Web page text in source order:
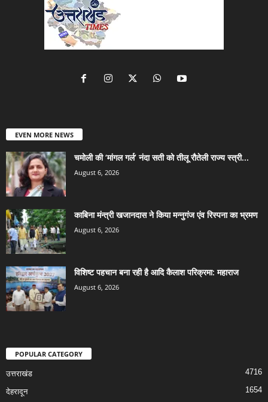
EVEN MORE NEWS
चमोली की ‘मांगल गर्ल’ नंदा सती को तीलू रौतेली राज्य स्त्री...
August 6, 2026
काबिना मंन्त्री खजानदास ने किया मन्नुगंज एंव रिस्पना का भ्रमण
August 6, 2026
विशिष्ट पहचान बना रही है आदि कैलाश परिक्रमा: महाराज
August 6, 2026
POPULAR CATEGORY
उत्तराखंड 4716
देहरादून 1654